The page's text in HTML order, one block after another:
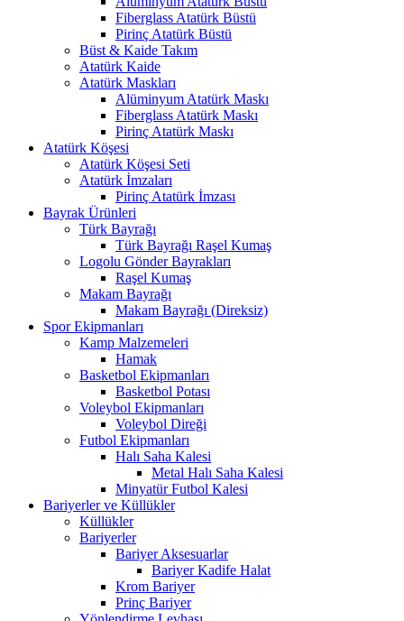
Fiberglass Atatürk Büstü
Pirinç Atatürk Büstü
Büst & Kaide Takım
Atatürk Kaide
Atatürk Maskları
Alüminyum Atatürk Maskı
Fiberglass Atatürk Maskı
Pirinç Atatürk Maskı
Atatürk Köşesi
Atatürk Köşesi Seti
Atatürk İmzaları
Pirinç Atatürk İmzası
Bayrak Ürünleri
Türk Bayrağı
Türk Bayrağı Raşel Kumaş
Logolu Gönder Bayrakları
Raşel Kumaş
Makam Bayrağı
Makam Bayrağı (Direksiz)
Spor Ekipmanları
Kamp Malzemeleri
Hamak
Basketbol Ekipmanları
Basketbol Potası
Voleybol Ekipmanları
Voleybol Direği
Futbol Ekipmanları
Halı Saha Kalesi
Metal Halı Saha Kalesi
Minyatür Futbol Kalesi
Bariyerler ve Küllükler
Küllükler
Bariyerler
Bariyer Aksesuarlar
Bariyer Kadife Halat
Krom Bariyer
Prinç Bariyer